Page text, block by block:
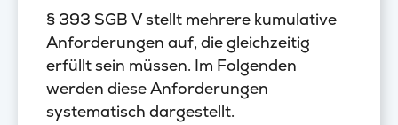
§ 393 SGB V stellt mehrere kumulative
Anforderungen auf, die gleichzeitig
erfüllt sein müssen. Im Folgenden
werden diese Anforderungen
systematisch dargestellt.